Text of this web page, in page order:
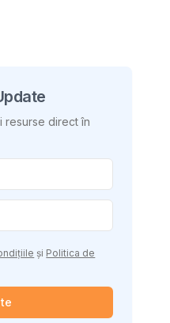
resurse direct în
și Politica de